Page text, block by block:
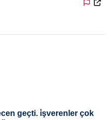
geçti. i̇şverenler çok